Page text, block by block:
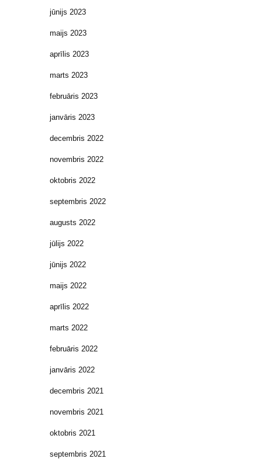
jūnijs 2023
maijs 2023
aprīlis 2023
marts 2023
februāris 2023
janvāris 2023
decembris 2022
novembris 2022
oktobris 2022
septembris 2022
augusts 2022
jūlijs 2022
jūnijs 2022
maijs 2022
aprīlis 2022
marts 2022
februāris 2022
janvāris 2022
decembris 2021
novembris 2021
oktobris 2021
septembris 2021